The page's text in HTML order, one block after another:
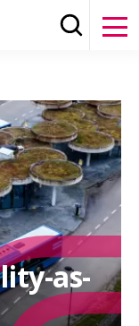
Zoeken
as-